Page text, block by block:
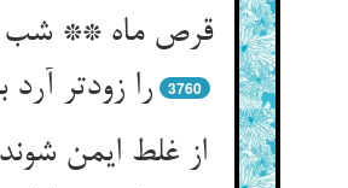
قرص ماه ** شب
را زودتر آرد به راه‌‌
3760
از غلط ایمن شوند